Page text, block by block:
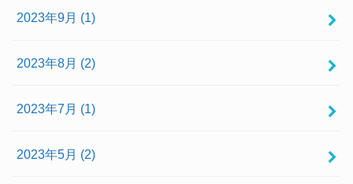
2023年9月 (1)
2023年8月 (2)
2023年7月 (1)
2023年5月 (2)